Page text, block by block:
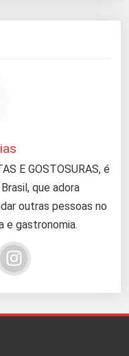
E GOSTOSURAS, é
que adora
outras pessoas no
e gastronomia.